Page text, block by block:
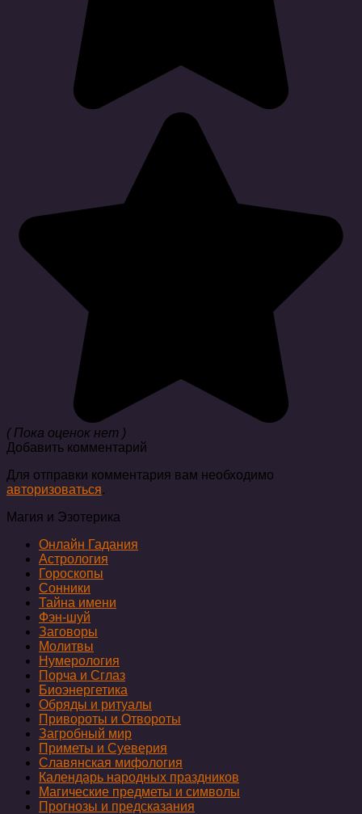
( Пока оценок нет )
Добавить комментарий
Для отправки комментария вам необходимо
авторизоваться.
Магия и Эзотерика
Онлайн Гадания
Астрология
Гороскопы
Сонники
Тайна имени
Фэн-шуй
Заговоры
Молитвы
Нумерология
Порча и Сглаз
Биоэнергетика
Обряды и ритуалы
Привороты и Отвороты
Загробный мир
Приметы и Суеверия
Славянская мифология
Календарь народных праздников
Магические предметы и символы
Прогнозы и предсказания